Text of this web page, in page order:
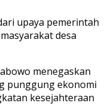
upaya pemerintah
desa
menegaskan
punggung ekonomi
kesejahteraan